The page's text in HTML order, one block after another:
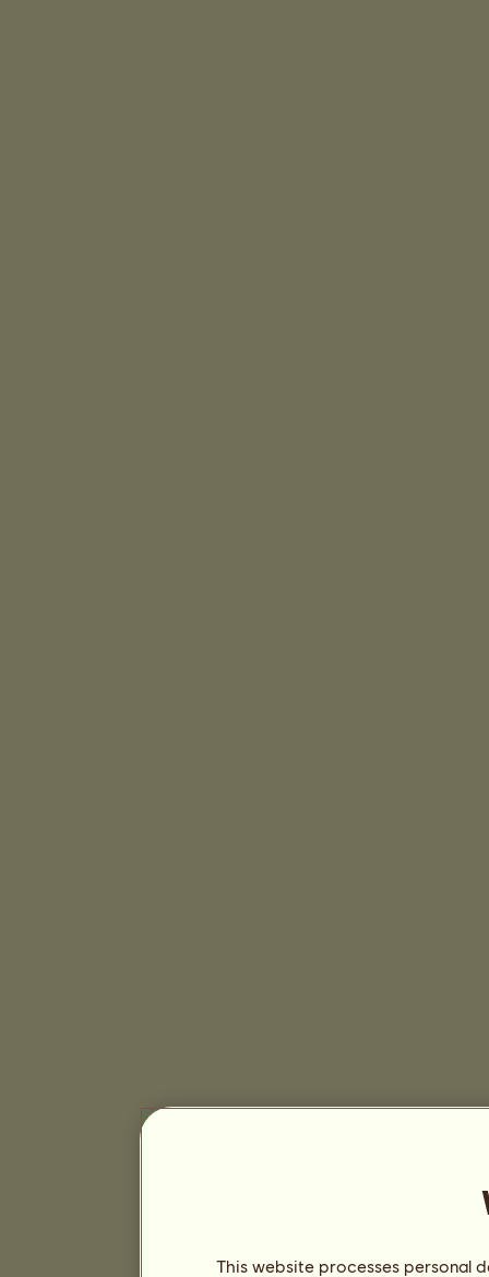
This website processes personal